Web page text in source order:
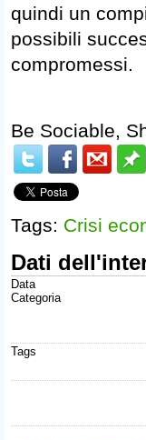
quindi un
possibili
compromessi.
Be Sociable,
Tags: Crisi
Dati
Data
Categoria
Tags